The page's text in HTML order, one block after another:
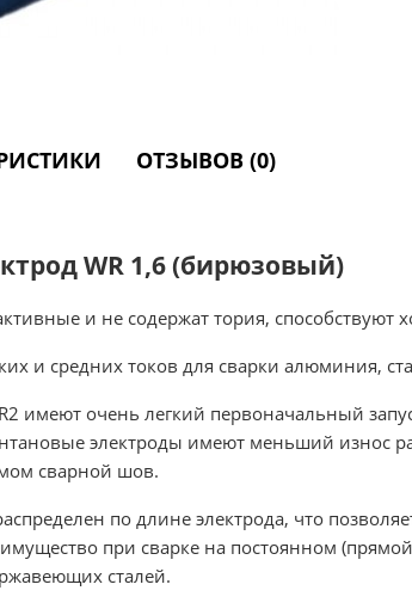
ОТЗЫВОВ (0)
WR 1,6 (бирюзовый)
и не содержат тория,
и средних токов для сварки алюминия,
имеют очень легкий первоначальный
электроды имеют меньший износ
сварной шов.
по длине электрода, что
при сварке на постоянном
сталей.